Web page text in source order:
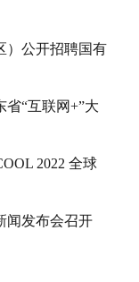
）公开招聘国有
省“互联网+”大
2022 全球
闻发布会召开